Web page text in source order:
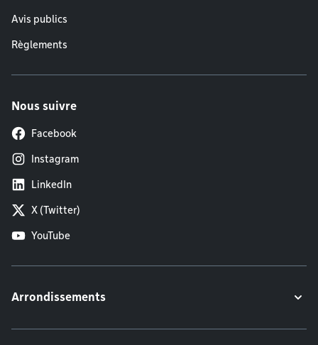
Avis publics
Règlements
Nous suivre
Facebook
Instagram
LinkedIn
X (Twitter)
YouTube
Arrondissements